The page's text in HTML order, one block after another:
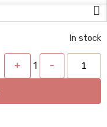
In stock
-
1
+